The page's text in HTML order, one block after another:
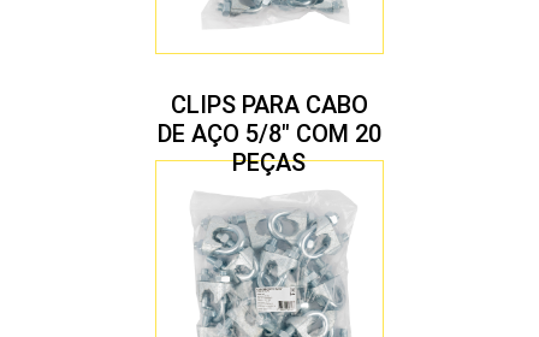
CLIPS PARA CABO
DE AÇO 5/8″ COM 20
PEÇAS